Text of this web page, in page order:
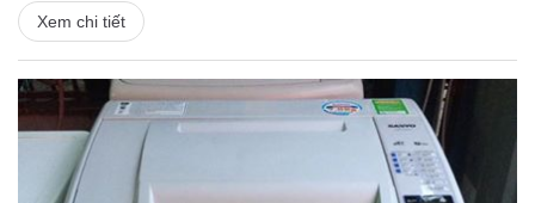
Xem chi tiết